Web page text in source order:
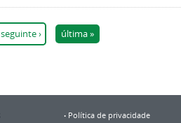
seguinte › última »
Política de privacidade